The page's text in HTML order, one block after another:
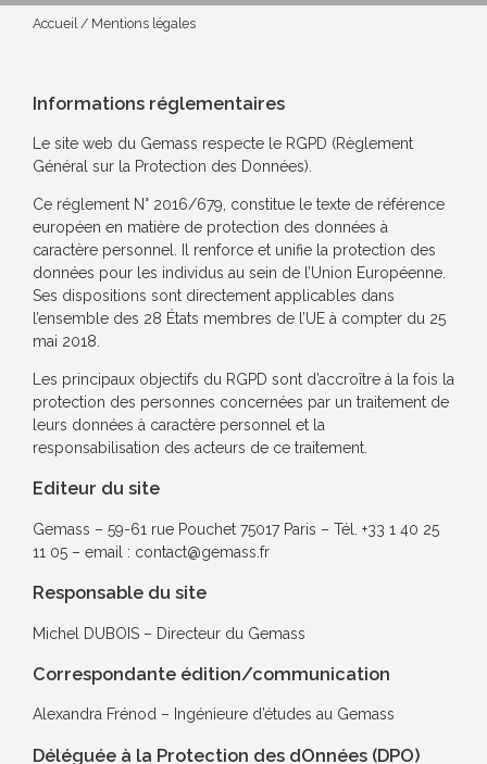
Accueil/ Mentions légales
Informations réglementaires
Le site web du Gemass respecte le RGPD (Règlement
Général sur la Protection des Données).
Ce réglement N° 2016/679, constitue le texte de référence
européen en matière de protection des données à
caractère personnel. Il renforce et unifie la protection des
données pour les individus au sein de l’Union Européenne.
Ses dispositions sont directement applicables dans
l’ensemble des 28 États membres de l’UE à compter du 25
mai 2018.
Les principaux objectifs du RGPD sont d’accroître à la fois la
protection des personnes concernées par un traitement de
leurs données à caractère personnel et la
responsabilisation des acteurs de ce traitement.
Editeur du site
Gemass – 59-61 rue Pouchet 75017 Paris – Tél. +33 1 40 25
11 05 – email : contact@gemass.fr
Responsable du site
Michel DUBOIS – Directeur du Gemass
Correspondante édition/communication
Alexandra Frénod – Ingénieure d’études au Gemass
Déléguée à la Protection des dOnnées (DPO)